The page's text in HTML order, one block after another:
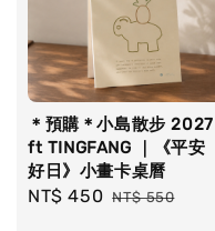
＊預購＊小島散步 2027
ft TINGFANG ｜《平安
好日》小畫卡桌曆
Sale
NT$ 450 Regular
NT$ 550